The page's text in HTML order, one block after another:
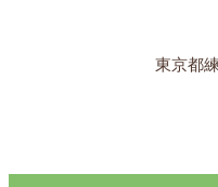
東京都